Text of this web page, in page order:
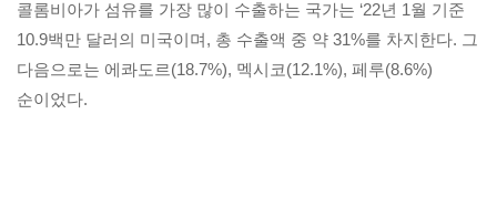
콜롬비아가 섬유를 가장 많이 수출하는 국가는 ‘22년 1월 기준
10.9백만 달러의 미국이며, 총 수출액 중 약 31%를 차지한다. 그
다음으로는 에콰도르(18.7%), 멕시코(12.1%), 페루(8.6%)
순이었다.